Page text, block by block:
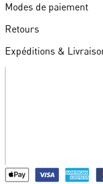
Modes de paiement
Retours
Expéditions &